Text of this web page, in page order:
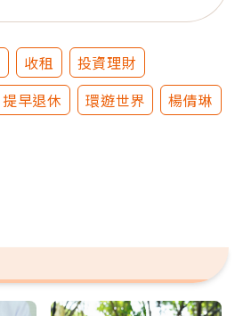
收租
投資理財
提早退休 環遊世界 楊倩琳